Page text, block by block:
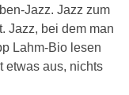
Jazz. Jazz zum
Jazz, bei dem man
Lahm-Bio lesen
etwas aus, nichts